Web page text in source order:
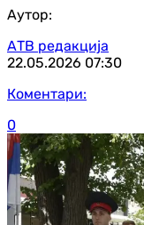
Аутор:
АТВ редакција
22.05.2026 07:30
Коментари:
0